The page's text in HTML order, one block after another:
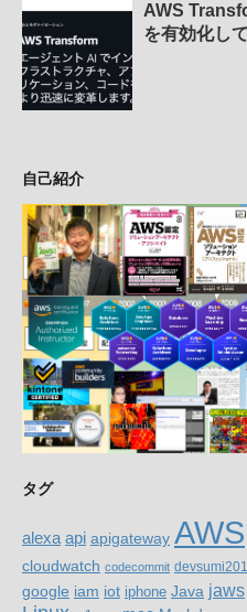
AWS
を有効化し
自己紹介
タグ
alexa api apigateway AWS
cloudwatch codecommit
google iam iot iphone Java jaws